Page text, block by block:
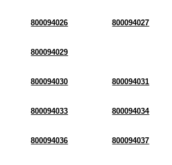
800094026 800094027
800094029
800094030 800094031
800094033 800094034
800094036 800094037